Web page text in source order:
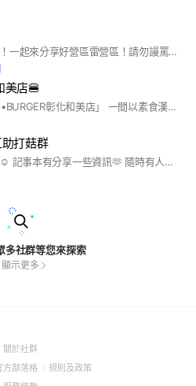
我愛露營⛺️露營正夯！一起來分享好營區雷營區！請勿謾罵喔！
美店🍔
阿囉哈😆 我們是「G•BURGER彰化和美店」 一間以素食漢堡🍔為主的早午餐店 🏠地址⬇️ 「彰化縣和美鎮彰美路六段77號」 ☎️電話➡️04-7556168 營業時間➡️6:30～13:30 公休日🔺週一為固定公休🔺 （遇初一十五則照常營業） 🌠進群後請記得2件事‼️ 🥇點擊右上角三條槓，瀏覽記事本內公告。（最新菜單/訂餐範本 等…） 🥈當日訂餐請致電我們☎️， 避免忙碌漏訊耽誤您用餐時間。 ——————————————————— 吃膩了傳統素食早午餐？ 不妨來試試我們G•BURGER吧🥰 人手非常有限🫡 美味餐點需現點現做、耐心等待😌 敬請”提前”利用 「LINE社群」「電話☎️」預訂餐點💕 ✳️當日訂餐煩請多用☎️避免忙中漏訊✳️ 以節省您寶貴時間！ #素食 #漢堡 #早午餐 #彰化和美
打菇群
歡迎大家加入此社群☺️ 記事本有分享一些資訊🫶 隨時有人邀免卷位或卷入資訊 不香麻😍 入內名稱:遊戲名/代碼 分享:#活動菇 #元素菇 #明信片
多社群等您來探索
顯示更多
關於社群(Open
方部落格
(Open
規則及政策(Open